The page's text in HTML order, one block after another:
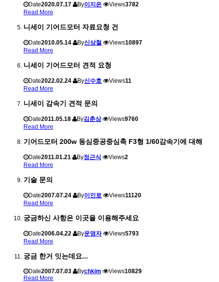
Date2020.07.17 By이지은 Views3782
Read More
니세이 기어드모터 자료요청 건
Date2010.05.14 By신상철 Views10897
Read More
니세이 기어드모터 견적 요청
Date2022.02.24 By신수호 Views11
Read More
니세이 감속기 견적 문의
Date2011.05.18 By김춘상 Views9760
Read More
기어드모터 200w 동심중공중심축 F3형 1/60감속기에 대해
Date2011.01.21 By정근식 Views2
Read More
기술 문의
Date2007.07.24 By이인로 Views11120
Read More
궁금하신 사항은 이곳을 이용해주세요
Date2006.04.22 By운영자 Views5793
Read More
궁금 한거 잇는데요...
Date2007.07.03 Bychkim Views10829
Read More